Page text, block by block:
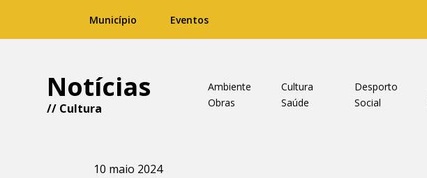
Município Eventos
Notícias
// Cultura
Ambiente Cultura Desporto
Obras
Saúde Social
10 maio 2024